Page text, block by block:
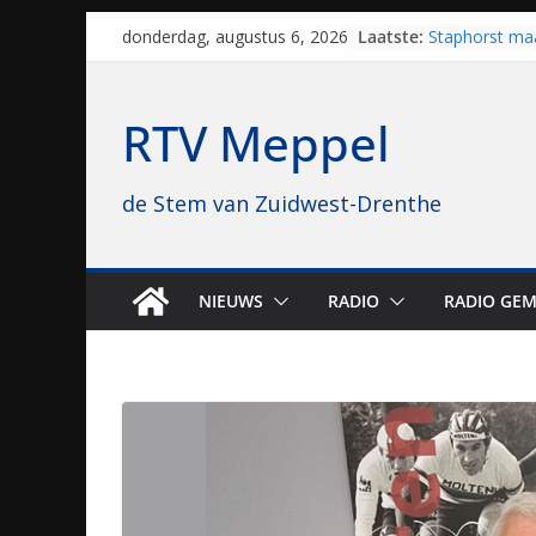
donderdag, augustus 6, 2026 Laatste: Staphorst
regio is goed
opvolgers
geruisloos
RTV Meppel
de Stem van Zuidwest-Drenthe
NIEUWS RADIO RADIO